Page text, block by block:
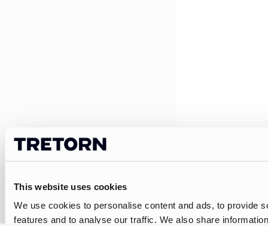
This website uses cookies
We use cookies to personalise content and ads, to provide
features and to analyse our traffic. We also share